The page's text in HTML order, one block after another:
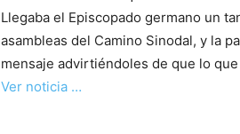
Llegaba el Episcopado germano un
asambleas del Camino Sinodal, y la
mensaje advirtiéndoles de que lo
Ver noticia …